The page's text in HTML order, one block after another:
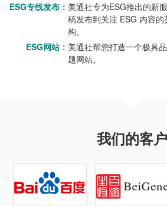
ESG专线发布： 美通社专为ESG推出的新
稿发布到关注 ESG 内容
构。
ESG网站： 美通社帮您打造一个极具
题网站。
我们的客户